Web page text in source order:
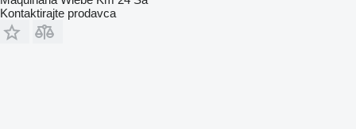
Kontaktirajte prodavca